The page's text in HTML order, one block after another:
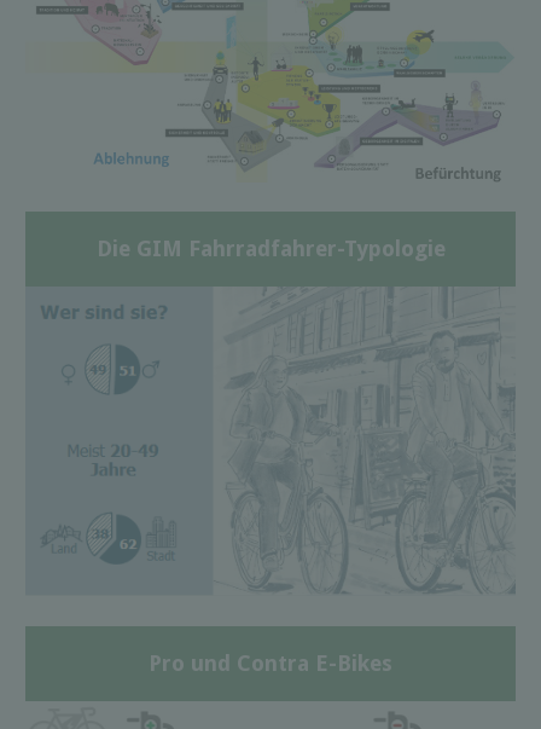
Die GIM Fahrradfahrer-Typologie
Pro und Contra E-Bikes